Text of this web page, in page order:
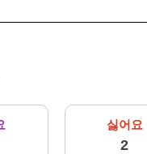
싫어요
2